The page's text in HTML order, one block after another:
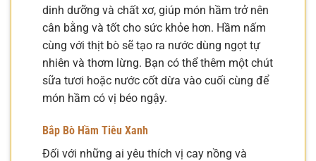
dinh dưỡng và chất xơ, giúp món hầm trở nên
cân bằng và tốt cho sức khỏe hơn. Hầm nấm
cùng với thịt bò sẽ tạo ra nước dùng ngọt tự
nhiên và thơm lừng. Bạn có thể thêm một chút
sữa tươi hoặc nước cốt dừa vào cuối cùng để
món hầm có vị béo ngậy.
Bắp Bò Hầm Tiêu Xanh
Đối với những ai yêu thích vị cay nồng và